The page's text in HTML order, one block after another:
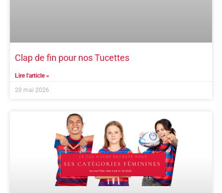
Clap de fin pour nos Tucettes
Lire l'article »
20 mai 2026